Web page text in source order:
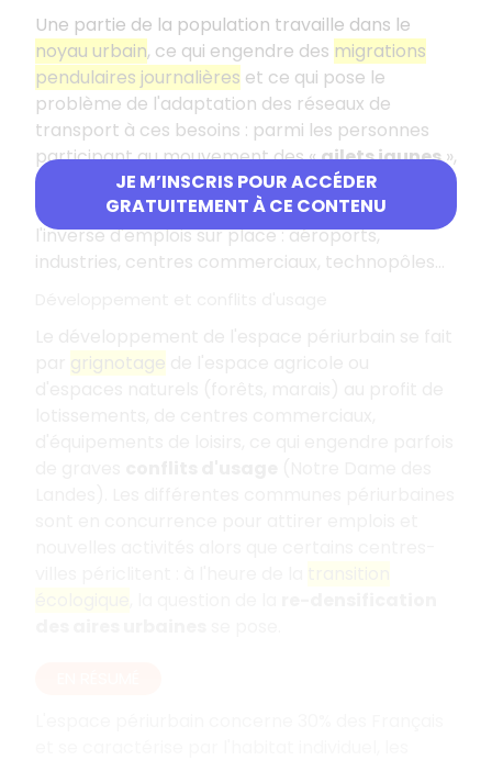
JE M’INSCRIS POUR ACCÉDER
GRATUITEMENT À CE CONTENU
Une partie de la population travaille dans le
noyau urbain, ce qui engendre des migrations
pendulaires journalières et ce qui pose le
problème de l'adaptation des réseaux de
transport à ces besoins : parmi les personnes
participant au mouvement des «gilets jaunes»,
beaucoup venaient des espaces périurbains.
Mais une partie de la population bénéficie à
l'inverse d'emplois sur place : aéroports,
industries, centres commerciaux, technopôles…
grignotage